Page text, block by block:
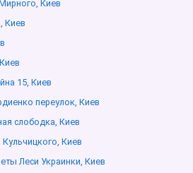
Киев
Киев
15, Киев
переулок, Киев
слободка, Киев
Киев
Леси Украинки, Киев